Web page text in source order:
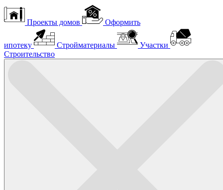
Проекты домов Оформить
ипотеку Стройматериалы
Участки
Строительство